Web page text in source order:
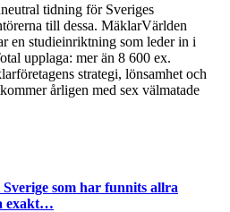
tidning för Sveriges
till dessa. MäklarVärlden
en studieinriktning som leder in i
upplaga: mer än 8 600 ex.
strategi, lönsamhet och
årligen med sex välmatade
som har funnits allra
exakt…